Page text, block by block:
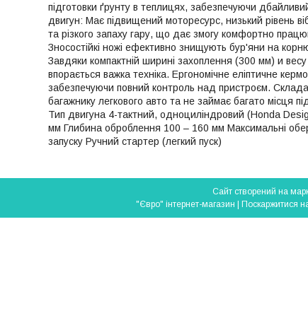
підготовки ґрунту в теплицях, забезпечуючи
двигун: Має підвищений моторесурс, низький рівень
та різкого запаху гару, що дає змогу комфортно
Зносостійкі ножі ефективно знищують бур'яни на
Завдяки компактній ширині захоплення (300 мм) и
впорається важка техніка. Ергономічне еліптичне
забезпечуючи повний контроль над пристроєм.
багажнику легкового авто та не займає багато
Тип двигуна 4-тактний, одноциліндровий (Honda
мм Глибина оброблення 100 – 160 мм Максимальні
запуску Ручний стартер (легкий пуск)
Сайт створений на
Поскаржитися